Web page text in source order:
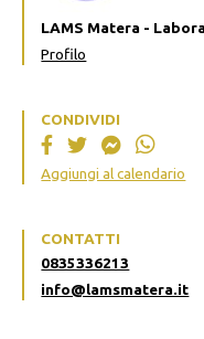
LAMS Matera -
Profilo
CONDIVIDI
Aggiungi al calendario
CONTATTI
0835336213
info@lamsmatera.it